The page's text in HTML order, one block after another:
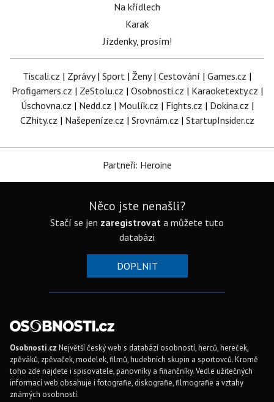
Na křídlech
Karak
Jízdenky, prosím!
Tiscali.cz | Zprávy| Sport | Ženy| Cestování | Games.cz |
Profigamers.cz | ZeStolu.cz | Osobnosti.cz | Karaoketexty.cz |
Úschovna.cz | Nedd.cz | Moulík.cz | Fights.cz | Dokina.cz |
CZhity.cz | Našepeníze.cz | Srovnám.cz | StartupInsider.cz
Partneři: Heroine
Něco jste nenašli?
Stačí se jen zaregistrovat a můžete tuto
databázi
DOPLNIT
Osobnosti.cz Největší český web s databází osobností, herců, hereček,
zpěváků, zpěvaček, modelek, filmů, hudebních skupin a sportovců. Kromě
toho zde najdete i spisovatele, panovníky a finančníky. Vedle užitečných
informací web obsahuje i fotografie, diskografie, filmografie a vztahy
známých osobností.